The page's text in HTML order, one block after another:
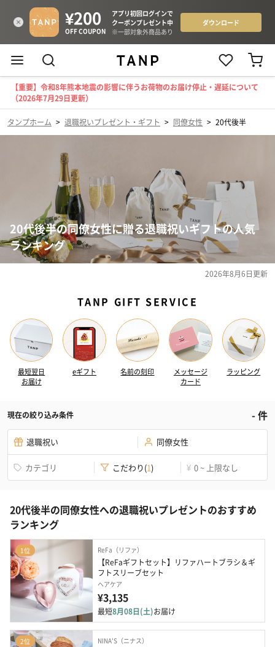
【重要】令和8年熊本地震の影響に伴うお荷物のお届け停止・遅延について
（2026年7月29日更新）
タンプホーム > 退職祝いプレゼント・ギフト > 同僚女性 > 20代後半
20代後半の同僚女性に贈る退職祝いギフトの人気
ランキング
2026年8月6日更新
TANP GIFT SERVICE
最短翌日
お届け
eギフト 名前の刻印
メッセージ
カード
ラッピング
現在の絞り込み条件 -件
退職祝い 同僚女性
カテゴリ こだわり(1) ¥ 0 ~ 上限なし
20代後半の同僚女性への退職祝いプレゼントのおすすめ
ランキング
1位 ReFa（リファ）
【ReFaギフトセット】リファハートブラシ＆ギ
フトスリーブセット
ヘアケア
¥3,135
最短8月08日(土)お届け
2位 NINA'S（ニナス）